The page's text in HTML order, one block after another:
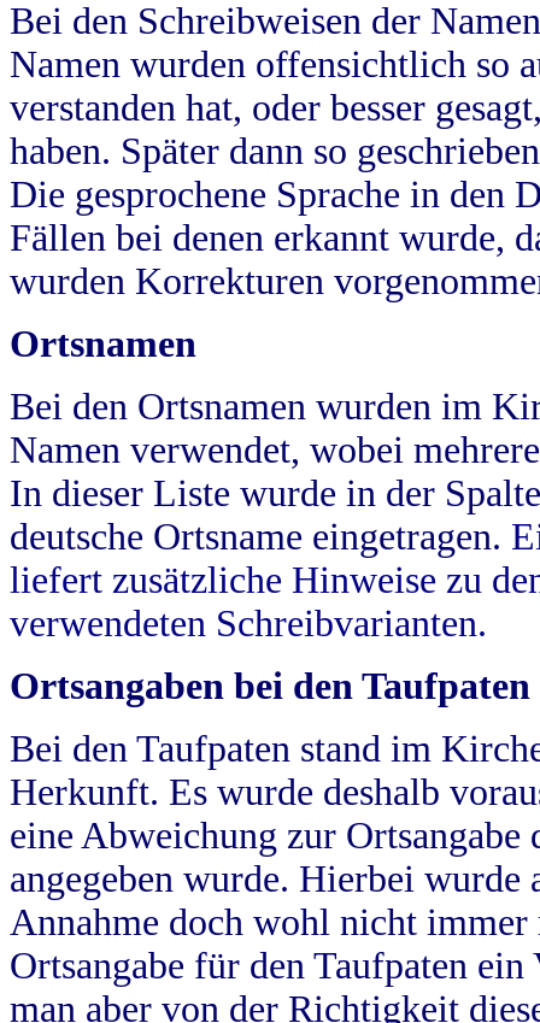
Bei den Schreibweisen der
Namen wurden offensichtlich so
verstanden hat, oder besser
haben. Später dann so
Die gesprochene Sprache in
Fällen bei denen erkannt wurde,
wurden Korrekturen
Ortsnamen
Bei den Ortsnamen wurden im
Namen verwendet, wobei
In dieser Liste wurde in der
deutsche Ortsname eingetragen.
liefert zusätzliche Hinweise zu
verwendeten Schreibvarianten.
Ortsangaben bei den Taufpaten
Bei den Taufpaten stand im
Herkunft. Es wurde deshalb
eine Abweichung zur
angegeben wurde. Hierbei wurde
Annahme doch wohl nicht
Ortsangabe für den Taufpaten
man aber von der Richtigkeit